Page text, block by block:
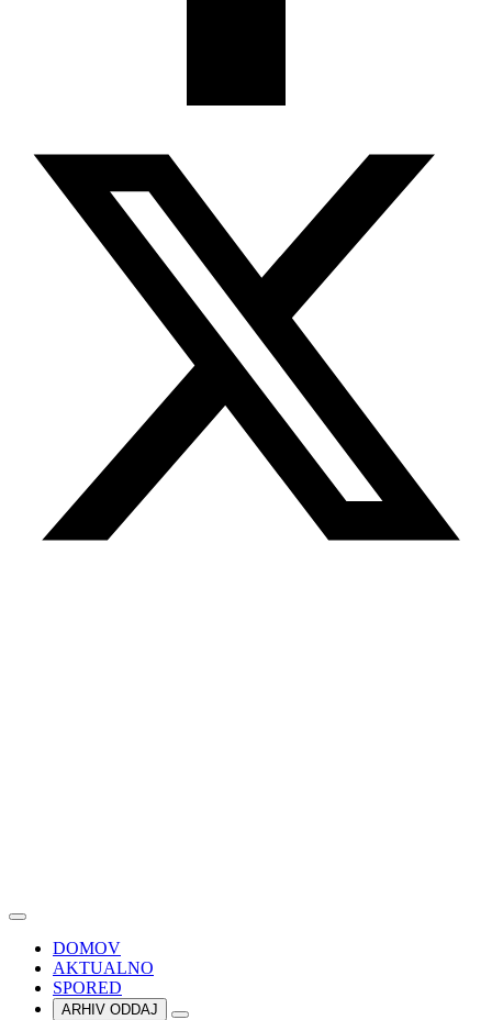
DOMOV
AKTUALNO
SPORED
ARHIV ODDAJ